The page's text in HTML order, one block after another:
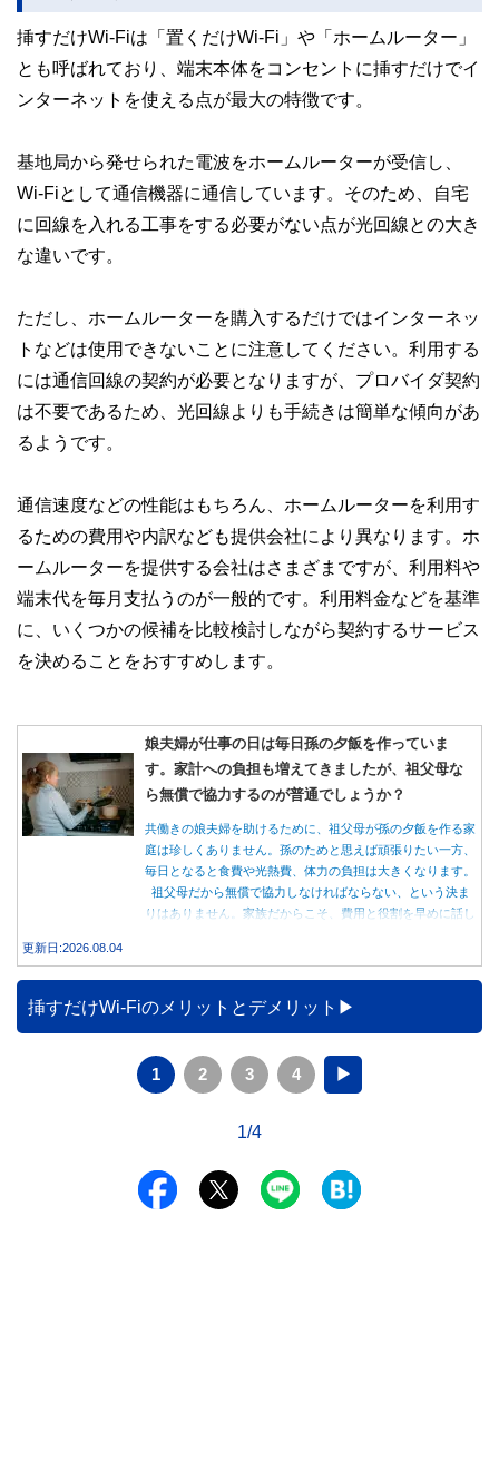
挿すだけWi-Fiは「置くだけWi-Fi」や「ホームルーター」
とも呼ばれており、端末本体をコンセントに挿すだけでイ
ンターネットを使える点が最大の特徴です。
基地局から発せられた電波をホームルーターが受信し、
Wi-Fiとして通信機器に通信しています。そのため、自宅
に回線を入れる工事をする必要がない点が光回線との大き
な違いです。
ただし、ホームルーターを購入するだけではインターネッ
トなどは使用できないことに注意してください。利用する
には通信回線の契約が必要となりますが、プロバイダ契約
は不要であるため、光回線よりも手続きは簡単な傾向があ
るようです。
通信速度などの性能はもちろん、ホームルーターを利用す
るための費用や内訳なども提供会社により異なります。ホ
ームルーターを提供する会社はさまざまですが、利用料や
端末代を毎月支払うのが一般的です。利用料金などを基準
に、いくつかの候補を比較検討しながら契約するサービス
を決めることをおすすめします。
娘夫婦が仕事の日は毎日孫の夕飯を作っていま
す。家計への負担も増えてきましたが、祖父母な
ら無償で協力するのが普通でしょうか？
共働きの娘夫婦を助けるために、祖父母が孫の夕飯を作る家
庭は珍しくありません。孫のためと思えば頑張りたい一方、
毎日となると食費や光熱費、体力の負担は大きくなります。
祖父母だから無償で協力しなければならない、という決ま
りはありません。家族だからこそ、費用と役割を早めに話し
更新日:2026.08.04
挿すだけWi-Fiのメリットとデメリット
1 2 3 4 ▶
1/4